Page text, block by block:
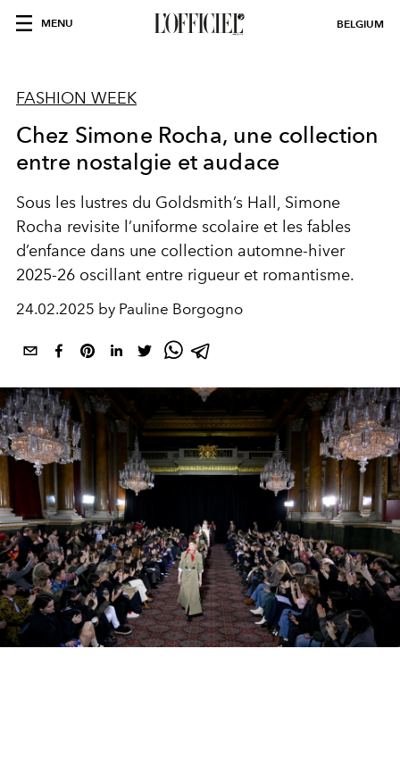
MENU BELGIUM
FASHION WEEK
Chez Simone Rocha, une collection
entre nostalgie et audace
Sous les lustres du Goldsmith’s Hall, Simone
Rocha revisite l’uniforme scolaire et les fables
d’enfance dans une collection automne-hiver
2025-26 oscillant entre rigueur et romantisme.
24.02.2025 by Pauline Borgogno